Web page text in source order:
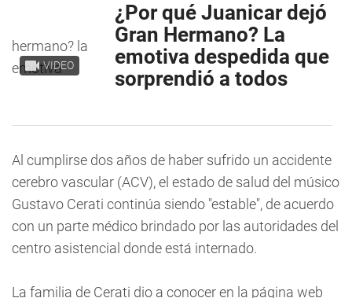
VIDEO
¿Por qué Juanicar dejó
Gran Hermano? La
emotiva despedida que
sorprendió a todos
Al cumplirse dos años de haber sufrido un accidente
cerebro vascular (ACV), el estado de salud del músico
Gustavo Cerati continúa siendo "estable", de acuerdo
con un parte médico brindado por las autoridades del
centro asistencial donde está internado.
La familia de Cerati dio a conocer en la página web